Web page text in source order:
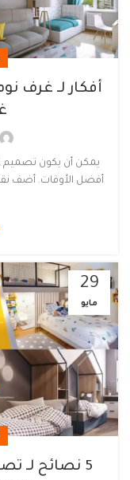
يمكن أن يكون تصميم
أفضل الأوقات. أضف
29
مايو